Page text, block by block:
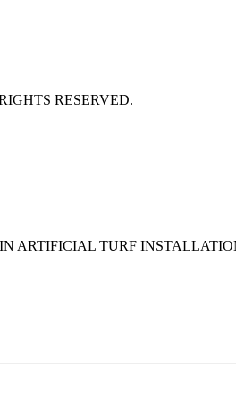
RESERVED.
ARTIFICIAL TURF